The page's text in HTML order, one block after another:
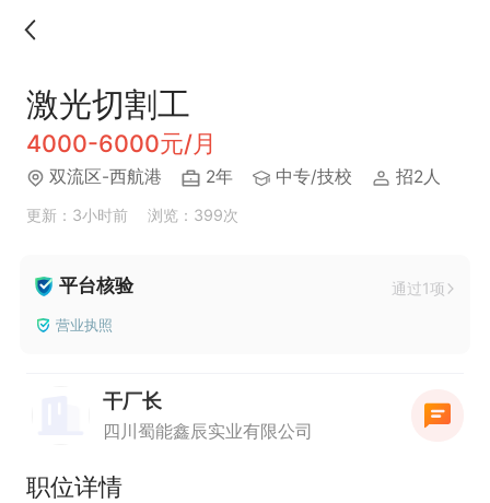
激光切割工
4000-6000元/月
双流区-西航港 2年 中专/技校 招2人
更新：3小时前 浏览：399次
平台核验 通过1项
营业执照
干厂长
四川蜀能鑫辰实业有限公司
职位详情